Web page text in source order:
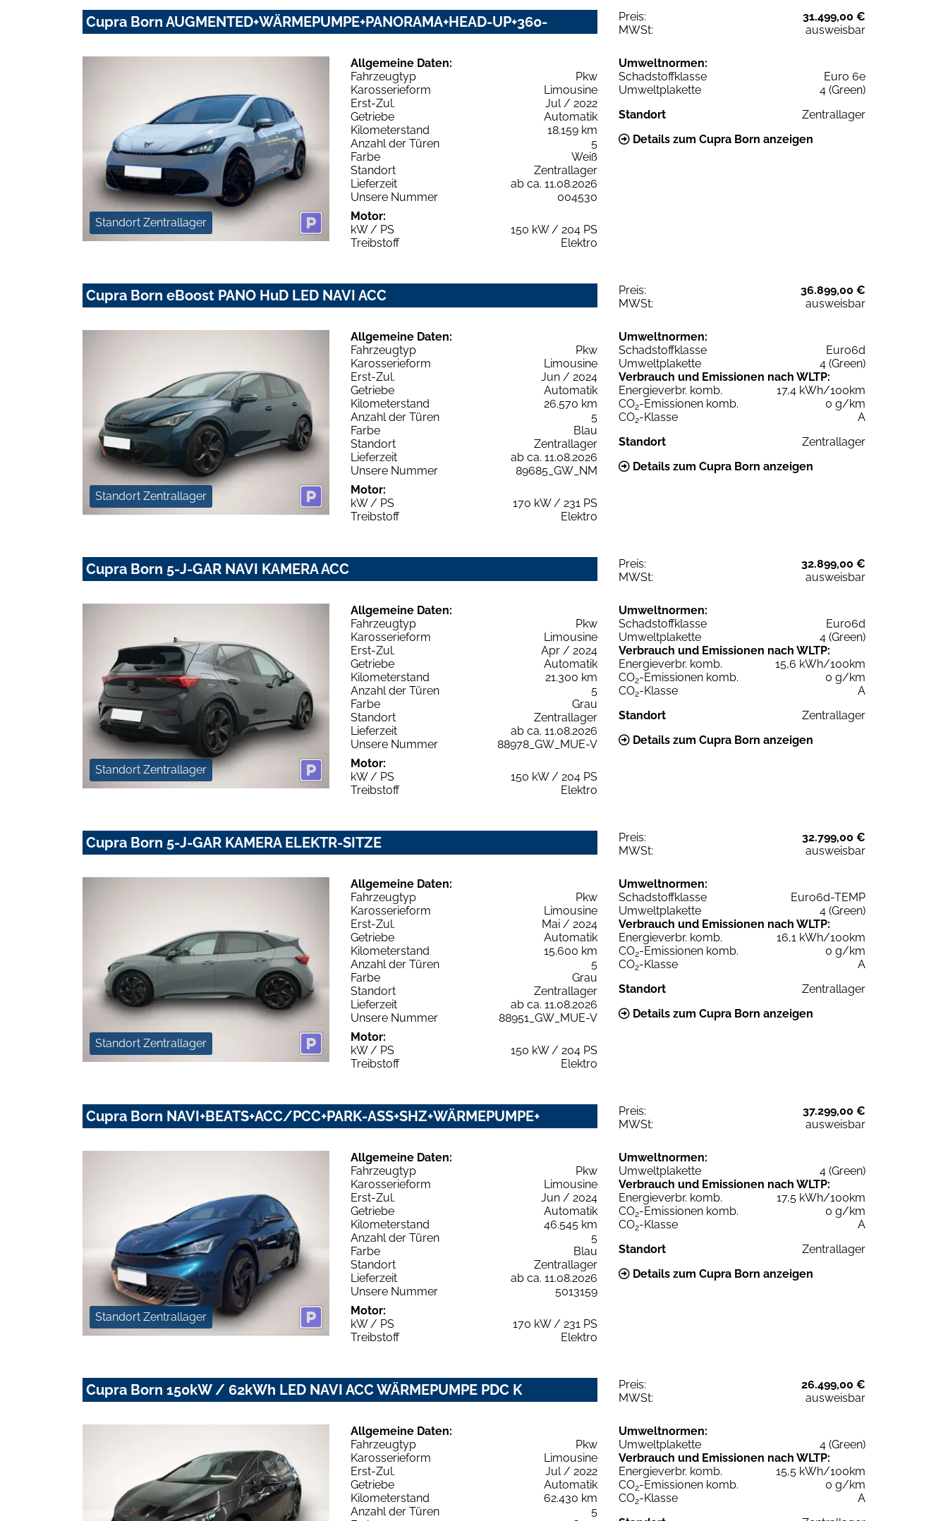
Cupra Born AUGMENTED+WÄRMEPUMPE+PANORAMA+HEAD-UP+360- Preis:
31.499,00 €
MWSt:
ausweisbar
Standort Zentrallager
Allgemeine Daten:
Fahrzeugtyp
Pkw
Karosserieform
Limousine
Erst-Zul.
Jul / 2022
Getriebe
Automatik
Kilometerstand
18.159 km
Anzahl der Türen
5
Farbe
Weiß
Standort
Zentrallager
Lieferzeit
ab ca. 11.08.2026
Unsere Nummer
004530
Motor:
kW / PS
150 kW / 204 PS
Treibstoff
Elektro
Umweltnormen:
Schadstoffklasse
Euro 6e
Umweltplakette
4 (Green)
Standort
Zentrallager
Details zum Cupra Born anzeigen
Cupra Born eBoost PANO HuD LED NAVI ACC Preis:
36.899,00 €
MWSt:
ausweisbar
Standort Zentrallager
Allgemeine Daten:
Fahrzeugtyp
Pkw
Karosserieform
Limousine
Erst-Zul.
Jun / 2024
Getriebe
Automatik
Kilometerstand
26.570 km
Anzahl der Türen
5
Farbe
Blau
Standort
Zentrallager
Lieferzeit
ab ca. 11.08.2026
Unsere Nummer
89685_GW_NM
Motor:
kW / PS
170 kW / 231 PS
Treibstoff
Elektro
Umweltnormen:
Schadstoffklasse
Euro6d
Umweltplakette
4 (Green)
Verbrauch und Emissionen nach WLTP:
Energieverbr. komb.
17,4 kWh/100km
CO2-Emissionen komb.
0 g/km
CO2-Klasse
A
Standort
Zentrallager
Details zum Cupra Born anzeigen
Cupra Born 5-J-GAR NAVI KAMERA ACC Preis:
32.899,00 €
MWSt:
ausweisbar
Standort Zentrallager
Allgemeine Daten:
Fahrzeugtyp
Pkw
Karosserieform
Limousine
Erst-Zul.
Apr / 2024
Getriebe
Automatik
Kilometerstand
21.300 km
Anzahl der Türen
5
Farbe
Grau
Standort
Zentrallager
Lieferzeit
ab ca. 11.08.2026
Unsere Nummer
88978_GW_MUE-V
Motor:
kW / PS
150 kW / 204 PS
Treibstoff
Elektro
Umweltnormen:
Schadstoffklasse
Euro6d
Umweltplakette
4 (Green)
Verbrauch und Emissionen nach WLTP:
Energieverbr. komb.
15,6 kWh/100km
CO2-Emissionen komb.
0 g/km
CO2-Klasse
A
Standort
Zentrallager
Details zum Cupra Born anzeigen
Cupra Born 5-J-GAR KAMERA ELEKTR-SITZE Preis:
32.799,00 €
MWSt:
ausweisbar
Standort Zentrallager
Allgemeine Daten:
Fahrzeugtyp
Pkw
Karosserieform
Limousine
Erst-Zul.
Mai / 2024
Getriebe
Automatik
Kilometerstand
15.600 km
Anzahl der Türen
5
Farbe
Grau
Standort
Zentrallager
Lieferzeit
ab ca. 11.08.2026
Unsere Nummer
88951_GW_MUE-V
Motor:
kW / PS
150 kW / 204 PS
Treibstoff
Elektro
Umweltnormen:
Schadstoffklasse
Euro6d-TEMP
Umweltplakette
4 (Green)
Verbrauch und Emissionen nach WLTP:
Energieverbr. komb.
16,1 kWh/100km
CO2-Emissionen komb.
0 g/km
CO2-Klasse
A
Standort
Zentrallager
Details zum Cupra Born anzeigen
Cupra Born NAVI+BEATS+ACC/PCC+PARK-ASS+SHZ+WÄRMEPUMPE+ Preis:
37.299,00 €
MWSt:
ausweisbar
Standort Zentrallager
Allgemeine Daten:
Fahrzeugtyp
Pkw
Karosserieform
Limousine
Erst-Zul.
Jun / 2024
Getriebe
Automatik
Kilometerstand
46.545 km
Anzahl der Türen
5
Farbe
Blau
Standort
Zentrallager
Lieferzeit
ab ca. 11.08.2026
Unsere Nummer
5013159
Motor:
kW / PS
170 kW / 231 PS
Treibstoff
Elektro
Umweltnormen:
Umweltplakette
4 (Green)
Verbrauch und Emissionen nach WLTP:
Energieverbr. komb.
17,5 kWh/100km
CO2-Emissionen komb.
0 g/km
CO2-Klasse
A
Standort
Zentrallager
Details zum Cupra Born anzeigen
Cupra Born 150kW / 62kWh LED NAVI ACC WÄRMEPUMPE PDC K Preis:
26.499,00 €
MWSt:
ausweisbar
Allgemeine Daten:
Fahrzeugtyp
Pkw
Karosserieform
Limousine
Erst-Zul.
Jul / 2022
Getriebe
Automatik
Kilometerstand
62.430 km
Anzahl der Türen
5
Umweltnormen:
Umweltplakette
4 (Green)
Verbrauch und Emissionen nach WLTP:
Energieverbr. komb.
15,5 kWh/100km
CO2-Emissionen komb.
0 g/km
CO2-Klasse
A